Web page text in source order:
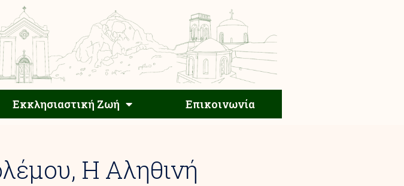
Εκκλησιαστική Ζωή Επικοινωνία
Εκκλησιαστική Ζωή Επικοινωνία
Η Αληθινή